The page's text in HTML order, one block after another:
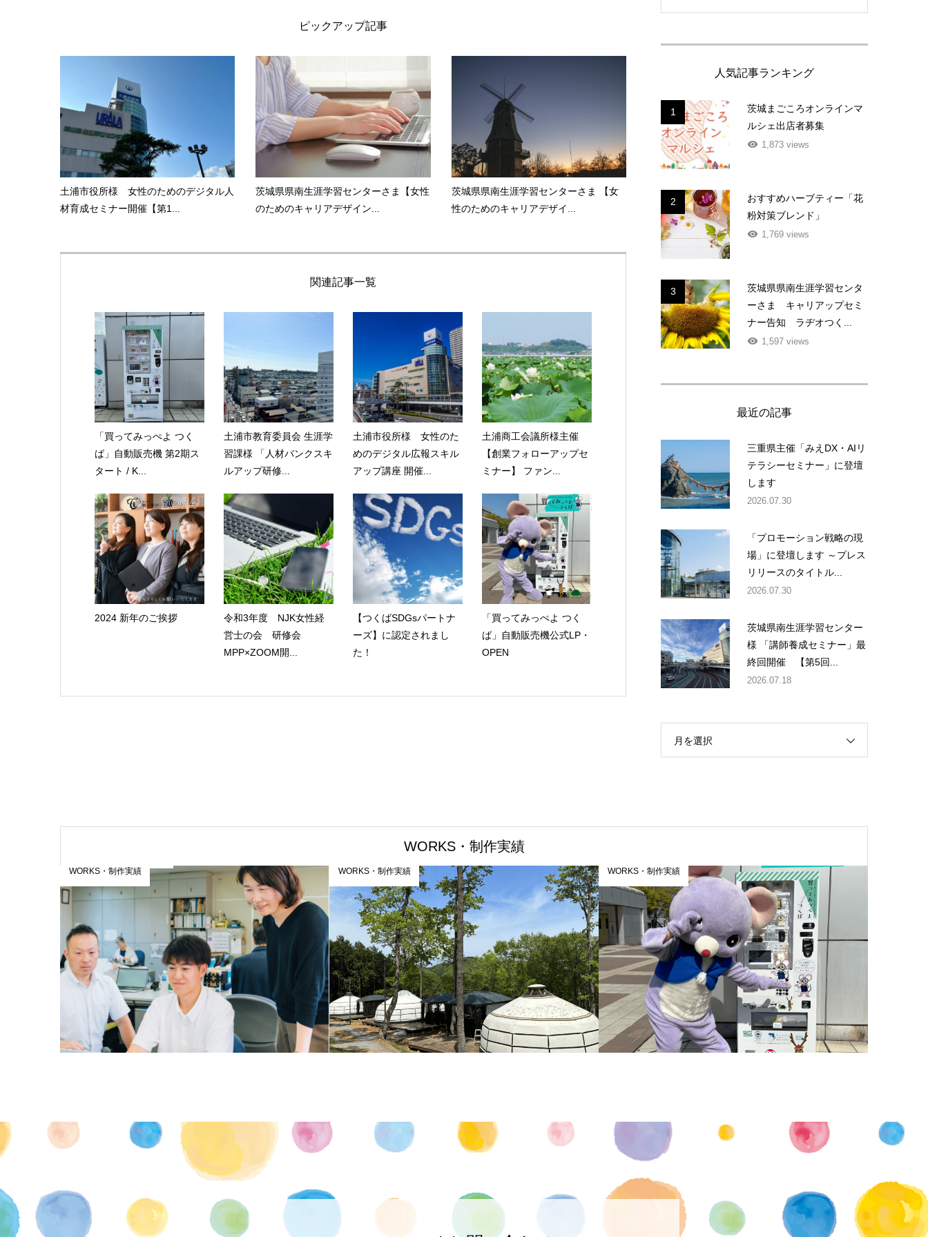
ピックアップ記事
土浦市役所様 女性のためのデジタル人
材育成セミナー開催【第1...
茨城県県南生涯学習センターさま【女性
のためのキャリアデザイン...
茨城県県南生涯学習センターさま 【女
性のためのキャリアデザイ...
関連記事一覧
「買ってみっぺよ つく
ば」自動販売機 第2期ス
タート / K...
土浦市教育委員会 生涯学
習課様 「人材バンクスキ
ルアップ研修...
土浦市役所様 女性のた
めのデジタル広報スキル
アップ講座 開催...
土浦商工会議所様主催
【創業フォローアップセ
ミナー】 ファン...
2024 新年のご挨拶
令和3年度 NJK女性経
営士の会 研修会
MPP×ZOOM開...
【つくばSDGsパートナ
ーズ】に認定されまし
た！
「買ってみっぺよ つく
ば」自動販売機公式LP・
OPEN
人気記事ランキング
1
茨城まごころオンラインマ
ルシェ出店者募集
1,873 views
2
おすすめハーブティー「花
粉対策ブレンド」
1,769 views
3
茨城県県南生涯学習センタ
ーさま キャリアップセミ
ナー告知 ラヂオつく...
1,597 views
最近の記事
三重県主催「みえDX・AIリ
テラシーセミナー」に登壇
します
2026.07.30
「プロモーション戦略の現
場」に登壇します ～プレス
リリースのタイトル...
2026.07.30
茨城県南生涯学習センター
様 「講師養成セミナー」最
終回開催 【第5回...
2026.07.18
月を選択
WORKS・制作実績
WORKS・制作実績 WORKS・制作実績 WORKS・制作実績